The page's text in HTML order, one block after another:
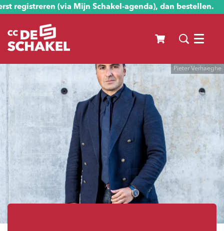
registreren (via Mijn Schakel-agenda), dan bestellen.
Menu
Pieter Verhaeghe